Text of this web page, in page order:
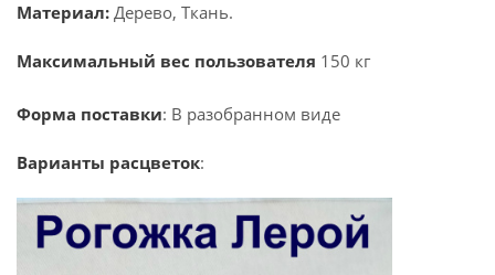
Материал: Дерево, Ткань.
Максимальный вес пользователя 150 кг
Форма поставки: В разобранном виде
Варианты расцветок: